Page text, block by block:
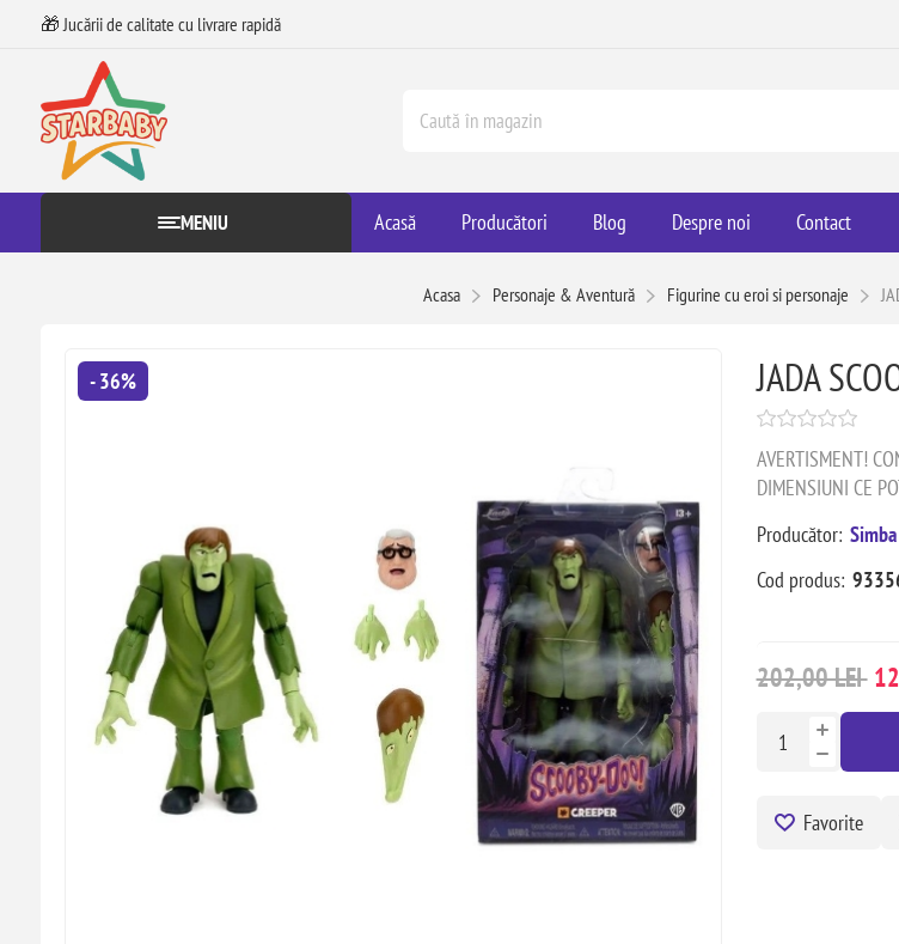
🎁 Jucării de calitate cu livrare rapidă
MENIU Acasă Producători Blog Despre noi Contact
Acasa Personaje & Aventură Figurine cu eroi si personaje
- 36% JADA
AVERTISMENT!
DIMENSIUNI CE
Producător: Simba
Cod produs:
202,00 LEI
Favorite